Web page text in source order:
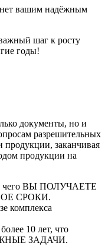
вашим надёжным
шаг к росту
годы!
документы, но и
разрешительных
продукции, заканчивая
продукции на
чего ВЫ ПОЛУЧАЕТЕ
СРОКИ.
комплекса
10 лет, что
ЗАДАЧИ.